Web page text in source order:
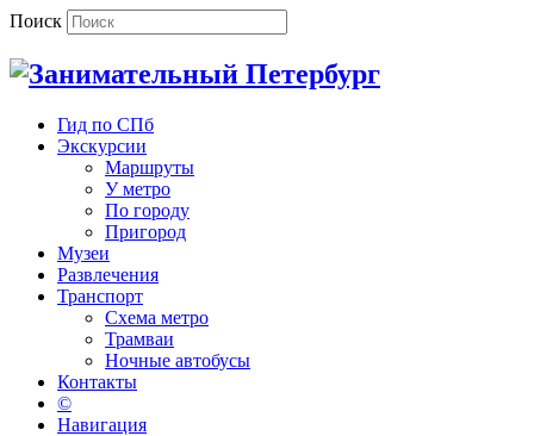
Поиск
Гид по СПб
Экскурсии
Маршруты
У метро
По городу
Пригород
Музеи
Развлечения
Транспорт
Схема метро
Трамваи
Ночные автобусы
Контакты
©
Навигация